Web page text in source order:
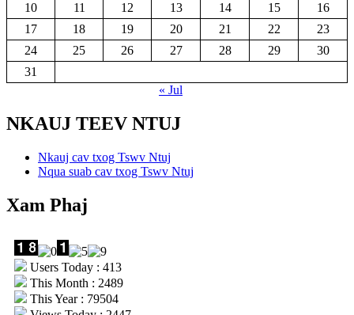
10
11 12 13 14 15
16
17
18 19 20 21 22
23
24
25 26 27 28 29
30
31
« Jul
NKAUJ TEEV NTUJ
Nkauj cav txog Tswv Ntuj
Nqua suab cav txog Tswv Ntuj
Xam Phaj
Users Today : 413
This Month : 2489
This Year : 79504